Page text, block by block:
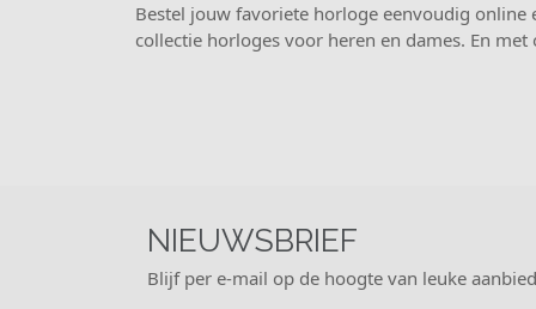
Bestel jouw favoriete horloge eenvoudig
collectie horloges voor heren en dames. En
NIEUWSBRIEF
Blijf per e-mail op de hoogte van leuke